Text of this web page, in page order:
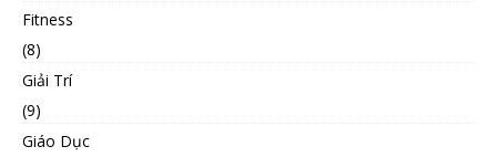
Fitness
(8)
Giải Trí
(9)
Giáo Dục